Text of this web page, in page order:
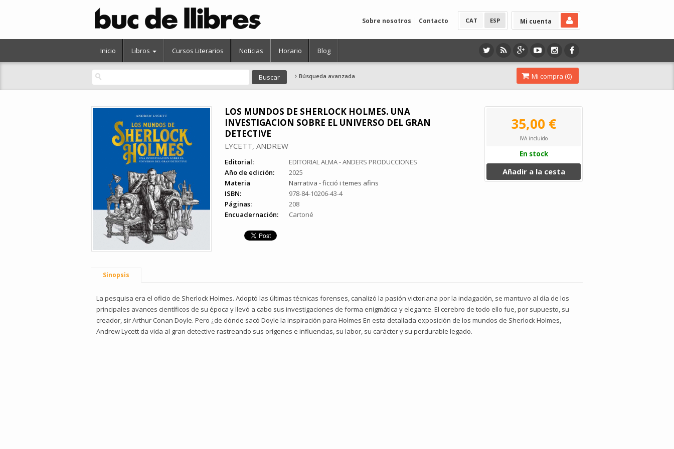
Mi cuenta
CAT ESP
Sobre nosotros Contacto
Inicio Libros Cursos Literarios Noticias Horario Blog
Búsqueda avanzada Mi compra (0)
LOS MUNDOS DE SHERLOCK HOLMES. UNA
INVESTIGACION SOBRE EL UNIVERSO DEL GRAN
DETECTIVE
LYCETT, ANDREW
Editorial:
EDITORIAL ALMA - ANDERS PRODUCCIONES
Año de edición:
2025
Materia
Narrativa - ficció i temes afins
ISBN:
978-84-10206-43-4
Páginas:
208
Encuadernación:
Cartoné
35,00 €
IVA incluido
En stock
Añadir a la cesta
Sinopsis
La pesquisa era el oficio de Sherlock Holmes. Adoptó las últimas técnicas forenses, canalizó la pasión victoriana por la indagación, se mantuvo al día de los
principales avances científicos de su época y llevó a cabo sus investigaciones de forma enigmática y elegante. El cerebro de todo ello fue, por supuesto, su
creador, sir Arthur Conan Doyle. Pero ¿de dónde sacó Doyle la inspiración para Holmes En esta detallada exposición de los mundos de Sherlock Holmes,
Andrew Lycett da vida al gran detective rastreando sus orígenes e influencias, su labor, su carácter y su perdurable legado.